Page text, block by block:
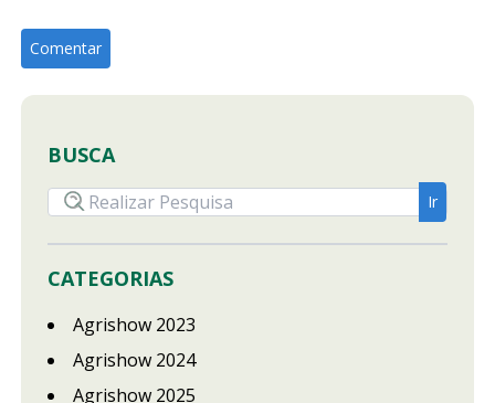
BUSCA
CATEGORIAS
Agrishow 2023
Agrishow 2024
Agrishow 2025